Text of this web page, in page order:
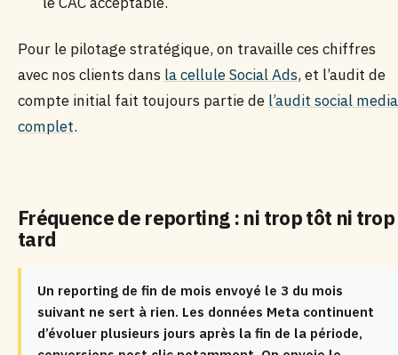
Pour le pilotage stratégique, on travaille ces chiffres
avec nos clients dans la cellule Social Ads, et l’audit de
compte initial fait toujours partie de l’audit social media
complet.
Fréquence de reporting : ni trop tôt ni trop
tard
Un reporting de fin de mois envoyé le 3 du mois
suivant ne sert à rien. Les données Meta continuent
d’évoluer plusieurs jours après la fin de la période,